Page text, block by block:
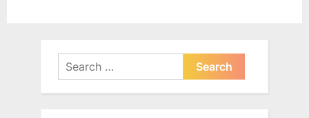
Search
for: